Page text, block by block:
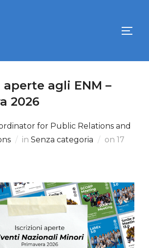
agli ENM –
2026
for Public Relations and
in Senza categoria on 17